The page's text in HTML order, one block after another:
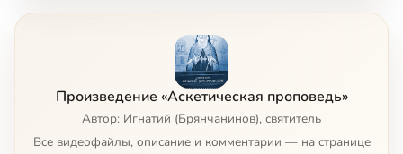
08-avva-ammon.mp4
09-avva-ammoj.mp4
Произведение «Аскетическая проповедь»
Автор: Игнатий (Брянчанинов), святитель
Все видеофайлы, описание и комментарии — на странице